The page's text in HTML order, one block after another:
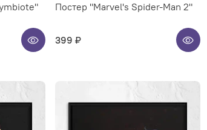
Постер "Marvel's Spider-Man 2"
399 ₽